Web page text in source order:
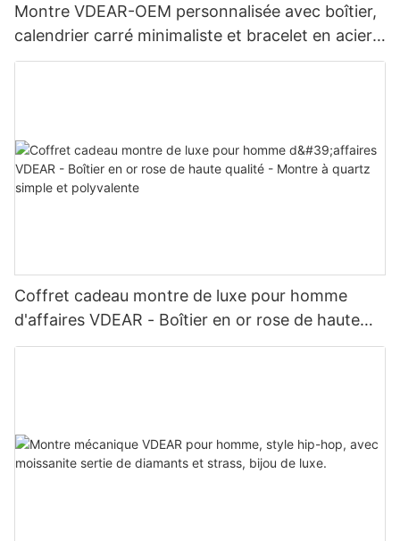
Montre VDEAR-OEM personnalisée avec boîtier,
calendrier carré minimaliste et bracelet en acier
inoxydable, idéale au quotidien et s'accordant
Coffret cadeau montre de luxe pour homme
d'affaires VDEAR - Boîtier en or rose de haute
qualité - Montre à quartz simple et polyvalente